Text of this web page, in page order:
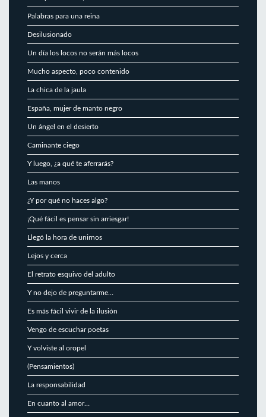
Palabras para una reina
Desilusionado
Un día los locos no serán más locos
Mucho aspecto, poco contenido
La chica de la jaula
España, mujer de manto negro
Un ángel en el desierto
Caminante ciego
Y luego, ¿a qué te aferrarás?
Las manos
¿Y por qué no haces algo?
¡Qué fácil es pensar sin arriesgar!
Llegó la hora de unirnos
Lejos y cerca
El retrato esquivo del adulto
Y no dejo de preguntarme…
Es más fácil vivir de la ilusión
Vengo de escuchar poetas
Y volviste al oropel
(Pensamientos)
La responsabilidad
En cuanto al amor…